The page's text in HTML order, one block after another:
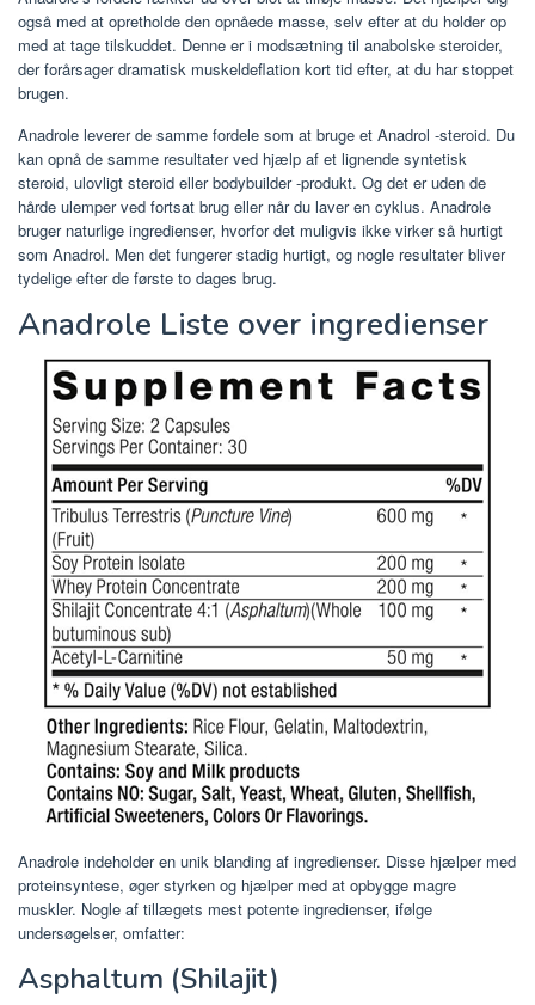
også med at opretholde den opnåede masse, selv efter at du holder op
med at tage tilskuddet. Denne er i modsætning til anabolske steroider,
der forårsager dramatisk muskeldeflation kort tid efter, at du har stoppet
brugen.
Anadrole leverer de samme fordele som at bruge et Anadrol -steroid. Du
kan opnå de samme resultater ved hjælp af et lignende syntetisk
steroid, ulovligt steroid eller bodybuilder -produkt. Og det er uden de
hårde ulemper ved fortsat brug eller når du laver en cyklus. Anadrole
bruger naturlige ingredienser, hvorfor det muligvis ikke virker så hurtigt
som Anadrol. Men det fungerer stadig hurtigt, og nogle resultater bliver
tydelige efter de første to dages brug.
Anadrole Liste over ingredienser
Anadrole indeholder en unik blanding af ingredienser. Disse hjælper med
proteinsyntese, øger styrken og hjælper med at opbygge magre
muskler. Nogle af tillægets mest potente ingredienser, ifølge
undersøgelser, omfatter:
Asphaltum (Shilajit)